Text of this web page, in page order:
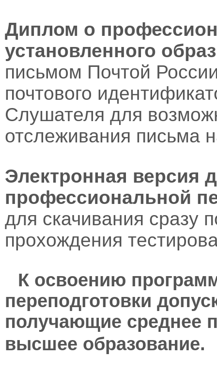
Диплом о
установленного
письмом Почтой
почтового
Слушателя для
отслеживания письма
Электронная версия
профессиональной
для скачивания сразу
прохождения
К освоению
переподготовки
получающие среднее
высшее образование.